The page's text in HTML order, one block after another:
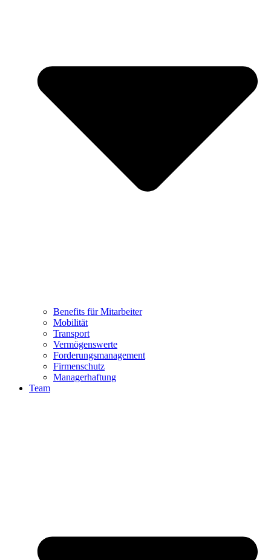
Benefits für Mitarbeiter
Mobilität
Transport
Vermögenswerte
Forderungsmanagement
Firmenschutz
Managerhaftung
Team